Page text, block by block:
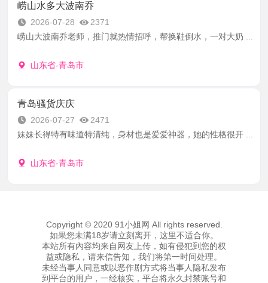
崂山水多大波南乔
2026-07-28
2371
崂山大波南乔老师，推门就热情招呼，帮换鞋倒水，一对大奶 ...
山东省-青岛市
青岛骚货庆庆
2026-07-27
2471
妹妹长得特有味道特清纯，身材也是爱爱神器，她的性格很开 ...
山东省-青岛市
Copyright © 2020 91小姐网 All rights reserved.
如果您未满18岁请立刻离开，这里不适合你。
本站所有內容均来自网友上传，如有侵犯到您的权
益或隐私，请来信告知，我们将第一时间处理。
未经当事人同意或以恶作剧方式将当事人隐私发布
到平台的用户，一经核实，平台将永久封禁账号和